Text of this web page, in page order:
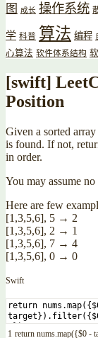
图
成长 操作系统
学 科普 算法 编程
心算法 软件体系结构
[swift]
Position
Given a sorted
is found. If not,
in order.
You may assume
Here are few
[1,3,5,6], 5 → 2
[1,3,5,6], 2 → 1
[1,3,5,6], 7 → 4
[1,3,5,6], 0 → 0
Swift
1 return nums.map({$0 -